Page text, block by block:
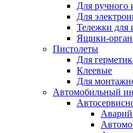
Для ручного
Для
Тележки для
Ящики-
Пистолеты
Для
Клеевые
Для
Автомобильный